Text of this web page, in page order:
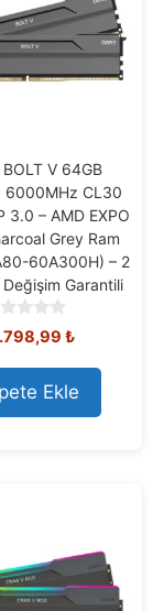
BOLT V 64GB
6000MHz CL30
3.0 – AMD EXPO
Grey Ram
60A300H) – 2
Değişim Garantili
₺
Ekle